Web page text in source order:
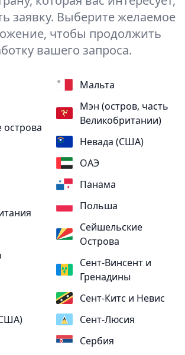
заявку. Выберите желаемое
чтобы продолжить
вашего запроса.
острова
Мальта
Мэн (остров, часть
Великобритании)
Невада (США)
ОАЭ
Панама
Польша
Сейшельские
Острова
Сент-Винсент и
Гренадины
Сент-Китс и Невис
Сент-Люсия
Сербия